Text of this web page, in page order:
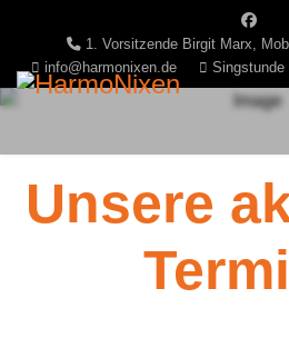
1. Vorsitzende Birgit Marx,
info@harmonixen.de
Singstunde
Unsere